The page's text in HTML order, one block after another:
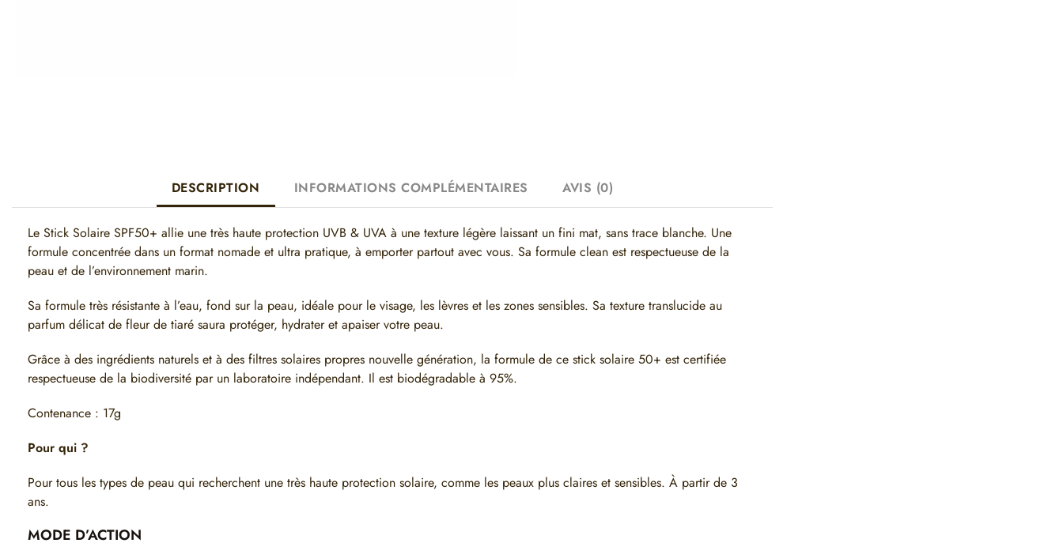
DESCRIPTION INFORMATIONS COMPLÉMENTAIRES AVIS (0)
Le Stick Solaire SPF50+ allie une très haute protection UVB & UVA à une texture légère laissant un fini mat, sans trace blanche. Une
formule concentrée dans un format nomade et ultra pratique, à emporter partout avec vous. Sa formule clean est respectueuse de la
peau et de l’environnement marin.
Sa formule très résistante à l’eau, fond sur la peau, idéale pour le visage, les lèvres et les zones sensibles. Sa texture translucide au
parfum délicat de fleur de tiaré saura protéger, hydrater et apaiser votre peau.
Grâce à des ingrédients naturels et à des filtres solaires propres nouvelle génération, la formule de ce stick solaire 50+ est certifiée
respectueuse de la biodiversité par un laboratoire indépendant. Il est biodégradable à 95%.
Contenance : 17g
Pour qui ?
Pour tous les types de peau qui recherchent une très haute protection solaire, comme les peaux plus claires et sensibles. À partir de 3
ans.
MODE D’ACTION